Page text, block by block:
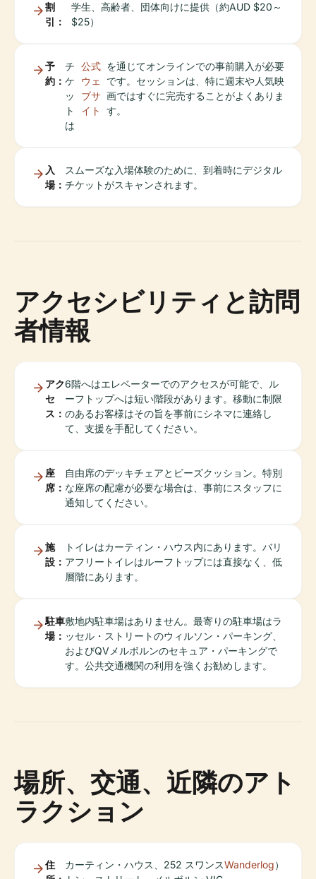
割
引：
学生、高齢者、団体向けに提供（約AUD $20～
$25）
予
約：
チ
ケ
ッ
ト
は
公式
ウェ
ブサ
イト
を通じてオンラインでの事前購入が必要
です。セッションは、特に週末や人気映
画ではすぐに完売することがよくありま
す。
入
場：
スムーズな入場体験のために、到着時にデジタル
チケットがスキャンされます。
アクセシビリティと訪問
者情報
アク
セ
ス：
6階へはエレベーターでのアクセスが可能で、ル
ーフトップへは短い階段があります。移動に制限
のあるお客様はその旨を事前にシネマに連絡し
て、支援を手配してください。
座
席：
自由席のデッキチェアとビーズクッション。特別
な座席の配慮が必要な場合は、事前にスタッフに
通知してください。
施
設：
トイレはカーティン・ハウス内にあります。バリ
アフリートイレはルーフトップには直接なく、低
層階にあります。
駐車
場：
敷地内駐車場はありません。最寄りの駐車場はラ
ッセル・ストリートのウィルソン・パーキング、
およびQVメルボルンのセキュア・パーキングで
す。公共交通機関の利用を強くお勧めします。
場所、交通、近隣のアト
ラクション
住
カーティン・ハウス、252 スワンスWanderlog）